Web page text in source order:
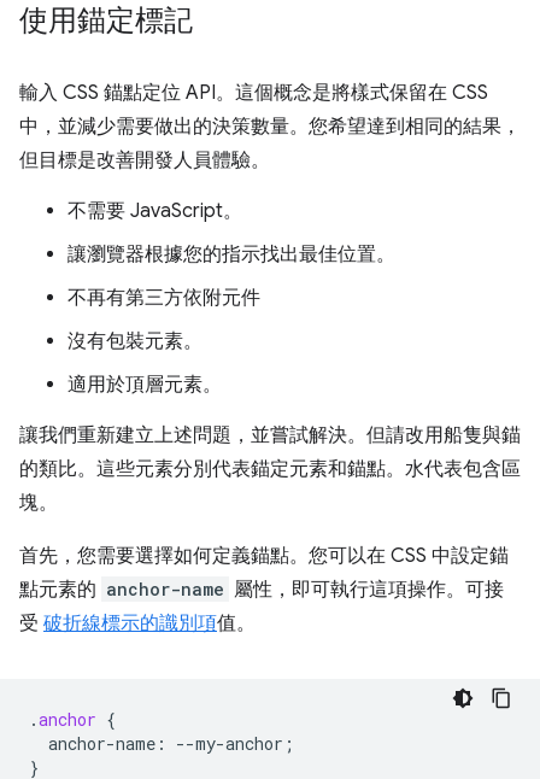
使用錨定標記
輸入 CSS 錨點定位 API。這個概念是將樣式保留在 CSS
中，並減少需要做出的決策數量。您希望達到相同的結果，
但目標是改善開發人員體驗。
不需要 JavaScript。
讓瀏覽器根據您的指示找出最佳位置。
不再有第三方依附元件
沒有包裝元素。
適用於頂層元素。
讓我們重新建立上述問題，並嘗試解決。但請改用船隻與錨
的類比。這些元素分別代表錨定元素和錨點。水代表包含區
塊。
首先，您需要選擇如何定義錨點。您可以在 CSS 中設定錨
點元素的 anchor-name 屬性，即可執行這項操作。可接
受 破折線標示的識別項值。
.anchor {
anchor-name : --my-anchor ;
}